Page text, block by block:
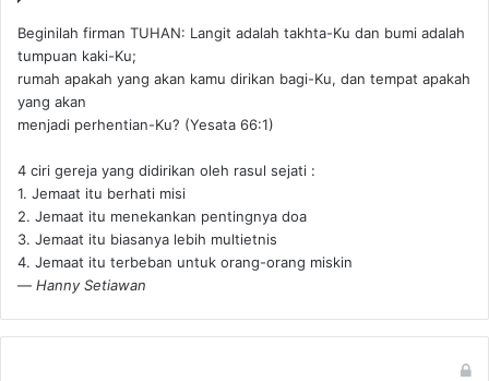
Beginilah firman TUHAN: Langit adalah takhta-Ku dan bumi adalah
tumpuan kaki-Ku;
rumah apakah yang akan kamu dirikan bagi-Ku, dan tempat apakah
yang akan
menjadi perhentian-Ku? (Yesata 66:1) ‪
4 ciri gereja yang didirikan oleh rasul sejati :
1. Jemaat itu berhati misi
2. Jemaat itu menekankan pentingnya doa
3. Jemaat itu biasanya lebih multietnis
4. Jemaat itu terbeban untuk orang-orang miskin
— Hanny Setiawan